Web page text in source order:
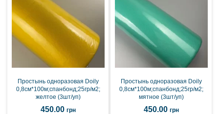
Простынь одноразовая Doily
0,8см*100м;спанбонд;25гр/м2;
желтое (3шт/уп)
450.00 грн
Простынь одноразовая Doily
0,8см*100м;спанбонд;25гр/м2;
мятное (3шт/уп)
450.00 грн